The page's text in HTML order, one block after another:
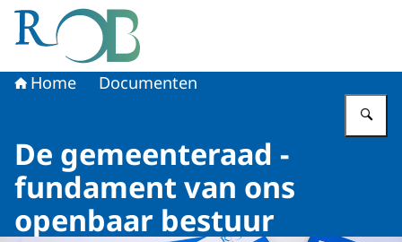
Naar de homepage van Raad voor het Openbaar Bestuur
Home Documenten
De gemeenteraad -
fundament van ons
openbaar bestuur